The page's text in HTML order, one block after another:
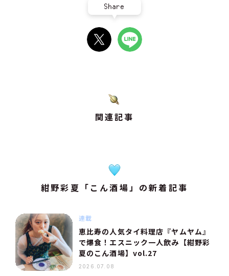
Share
関連記事
紺野彩夏「こん酒場」の新着記事
連載
恵比寿の人気タイ料理店『ヤムヤム』
で爆食！エスニック一人飲み【紺野彩
夏のこん酒場】vol.27
2026.07.08